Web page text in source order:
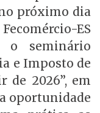
próximo dia
ES
o seminário
e Imposto de
de 2026”, em
oportunidade